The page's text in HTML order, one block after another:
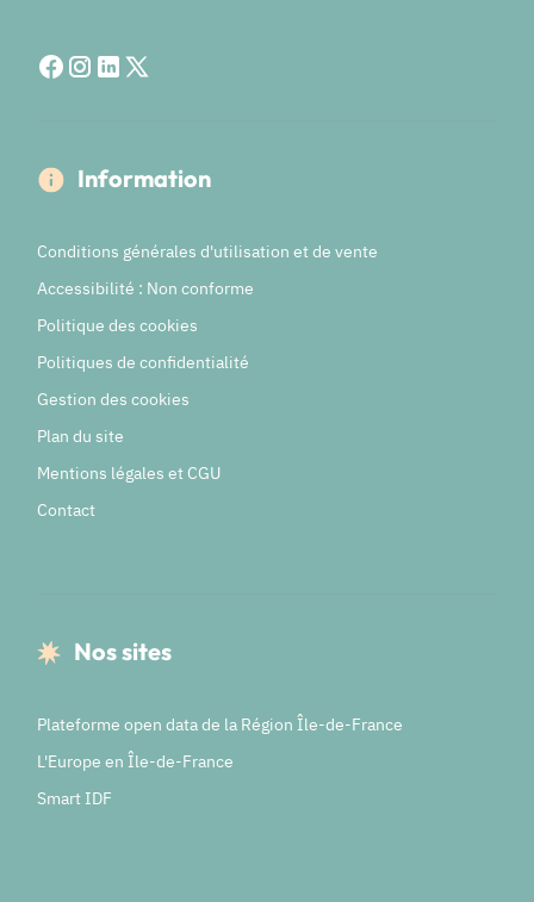
Information
Conditions générales d'utilisation et de vente
Accessibilité : Non conforme
Politique des cookies
Politiques de confidentialité
Gestion des cookies
Plan du site
Mentions légales et CGU
Contact
Nos sites
Plateforme open data de la Région Île-de-France
L'Europe en Île-de-France
Smart IDF